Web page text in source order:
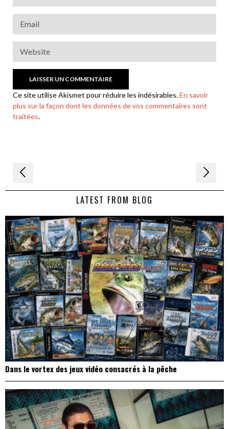
Ce site utilise Akismet pour réduire les indésirables.En savoir
plus sur la façon dont les données de vos commentaires sont
traitées.
Navigation
de LATEST FROM BLOG
Dans le vortex des jeux vidéo consacrés à la pêche